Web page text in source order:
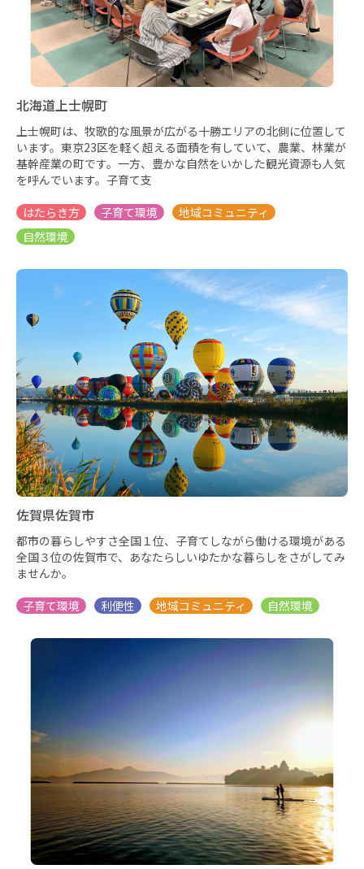
北海道上士幌町
上士幌町は、牧歌的な風景が広がる十勝エリアの北側に位置して
います。東京23区を軽く超える面積を有していて、農業、林業が
基幹産業の町です。一方、豊かな自然をいかした観光資源も人気
を呼んでいます。子育て支
佐賀県佐賀市
都市の暮らしやすさ全国１位、子育てしながら働ける環境がある
全国３位の佐賀市で、あなたらしいゆたかな暮らしをさがしてみ
ませんか。